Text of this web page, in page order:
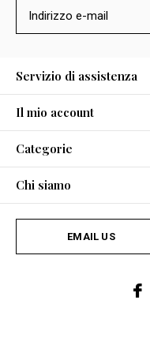
Servizio di assistenza
Il mio account
Categorie
Chi siamo
EMAIL US